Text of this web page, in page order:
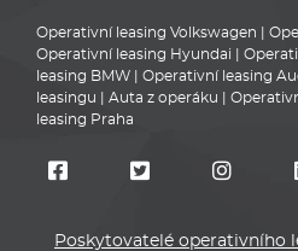
Operativní leasing Volkswagen
Operativní leasing Hyundai
leasing BMW
Operativní leasing
leasingu
Auta z operáku
leasing Praha
Poskytovatelé operativního